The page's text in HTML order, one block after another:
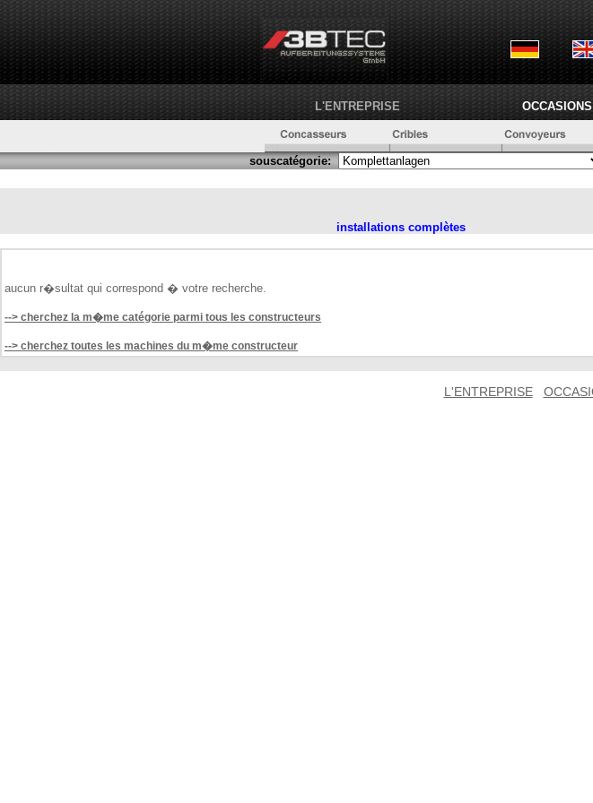
L'ENTREPRISE OCCASIONS
souscatégorie:
installations complètes
aucun r�sultat qui correspond � votre recherche.
--> cherchez la m�me catégorie parmi tous les constructeurs
--> cherchez toutes les machines du m�me constructeur
L'ENTREPRISE